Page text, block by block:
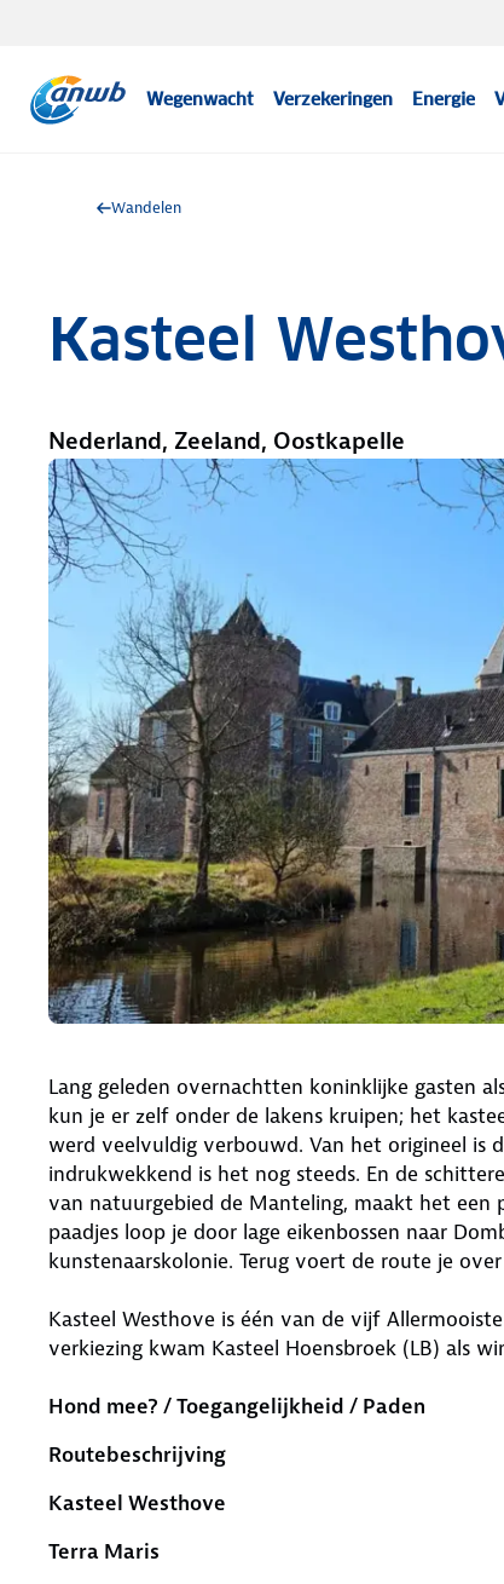
Wegenwacht Verzekeringen Energie
Wandelen
Kasteel
Nederland, Zeeland, Oostkapelle
Lang geleden overnachtten koninklijke gasten
kun je er zelf onder de lakens kruipen; het
werd veelvuldig verbouwd. Van het origineel is
indrukwekkend is het nog steeds. En de
van natuurgebied de Manteling, maakt het
paadjes loop je door lage eikenbossen naar
kunstenaarskolonie. Terug voert de route je
Kasteel Westhove is één van de vijf
verkiezing kwam Kasteel Hoensbroek (LB) als
Hond mee? / Toegangelijkheid / Paden
Routebeschrijving
Kasteel Westhove
Terra Maris